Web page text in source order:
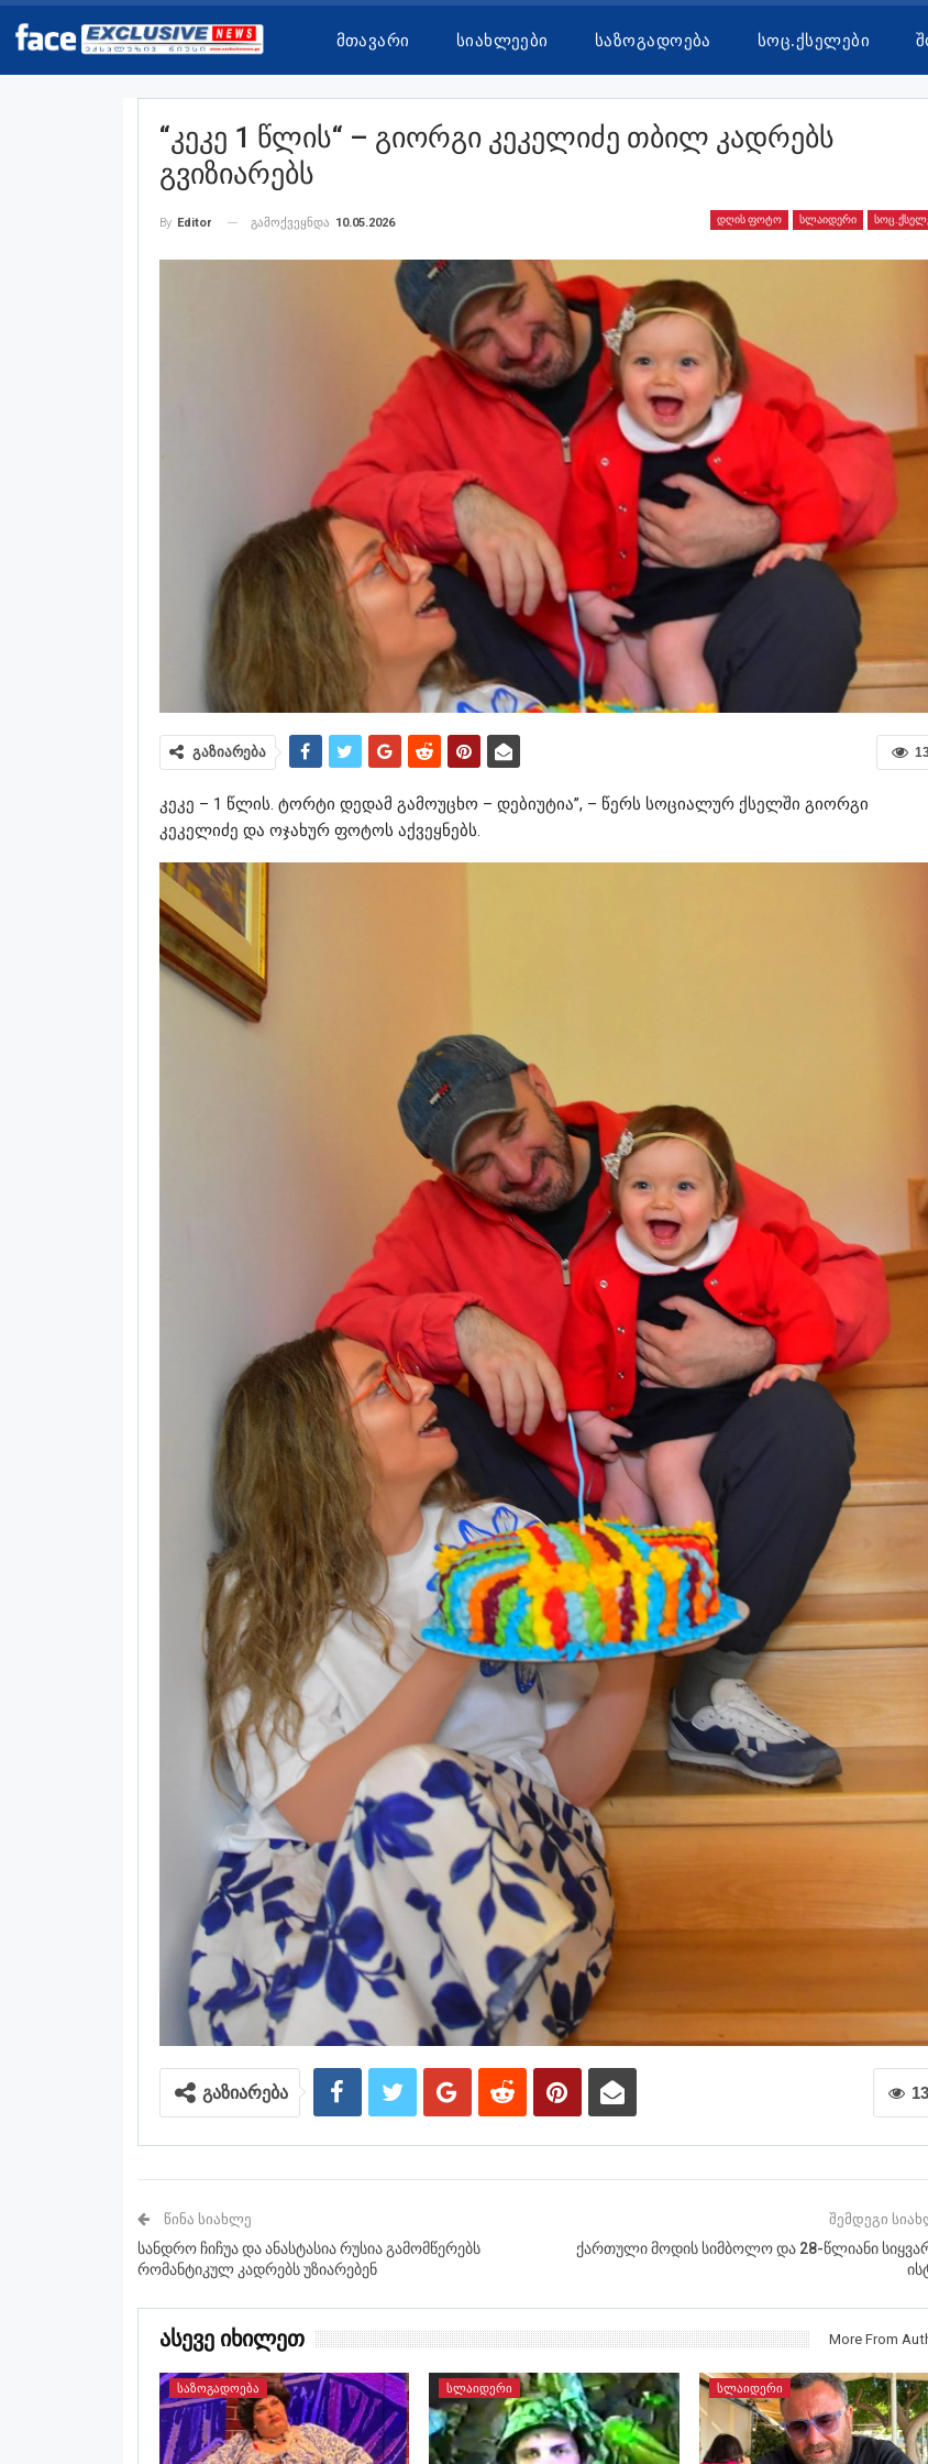
Მთავარი Სიახლეები Საზოგადოება Სოც.ქსელები
“კეკე 1 Წლის“ – Გიორგი Კეკელიძე Თბილ Კადრებს
Გვიზიარებს
ᲓᲦᲘᲡ ᲤᲝᲢᲝ ᲡᲚᲐᲘᲓᲔᲠᲘ
By Editor გამოქვეყნდა 10.05.2026
გაზიარება
კეკე – 1 წლის. ტორტი დედამ გამოუცხო – დებიუტია”, – წერს სოციალურ ქსელში გიორგი
კეკელიძე და ოჯახურ ფოტოს აქვეყნებს.
გაზიარება
ᲬᲘᲜᲐ ᲡᲘᲐᲮᲚᲔ
სანდრო ჩიჩუა და ანასტასია რუსია გამომწერებს
რომანტიკულ კადრებს უზიარებენ
ᲨᲔᲛᲓᲔᲒᲘ
ქართული მოდის სიმბოლო და 28-წლიანი
Ასევე Იხილეთ More From
ᲡᲐᲖᲝᲒᲐᲓᲝᲔᲑᲐ ᲡᲚᲐᲘᲓᲔᲠᲘ ᲡᲚᲐᲘᲓᲔᲠᲘ